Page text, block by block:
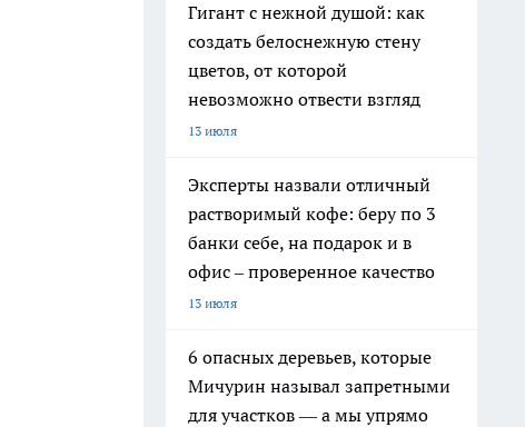
Гигант с нежной душой: как
создать белоснежную стену
цветов, от которой
невозможно отвести взгляд
13 июля
Эксперты назвали отличный
растворимый кофе: беру по 3
банки себе, на подарок и в
офис – проверенное качество
13 июля
6 опасных деревьев, которые
Мичурин называл запретными
для участков — а мы упрямо